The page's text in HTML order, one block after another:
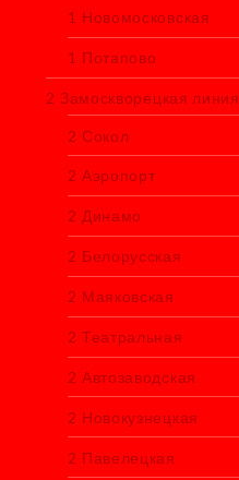
1 Новомосковская
1 Потапово
2 Замоскворецкая линия
2 Сокол
2 Аэропорт
2 Динамо
2 Белорусская
2 Маяковская
2 Театральная
2 Автозаводская
2 Новокузнецкая
2 Павелецкая